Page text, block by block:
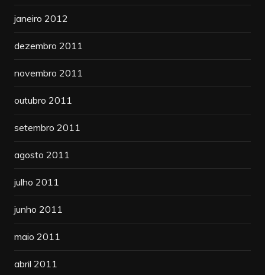
janeiro 2012
dezembro 2011
novembro 2011
outubro 2011
setembro 2011
agosto 2011
julho 2011
junho 2011
maio 2011
abril 2011